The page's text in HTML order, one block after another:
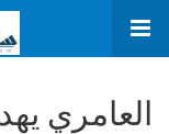
العامري